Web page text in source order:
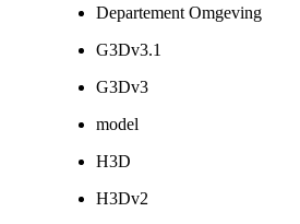
Departement Omgeving
G3Dv3.1
G3Dv3
model
H3D
H3Dv2